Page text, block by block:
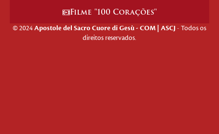
Filme "100 Corações"
© 2024Apostole del Sacro Cuore di Gesù - COM | ASCJ- Todos os
direitos reservados.